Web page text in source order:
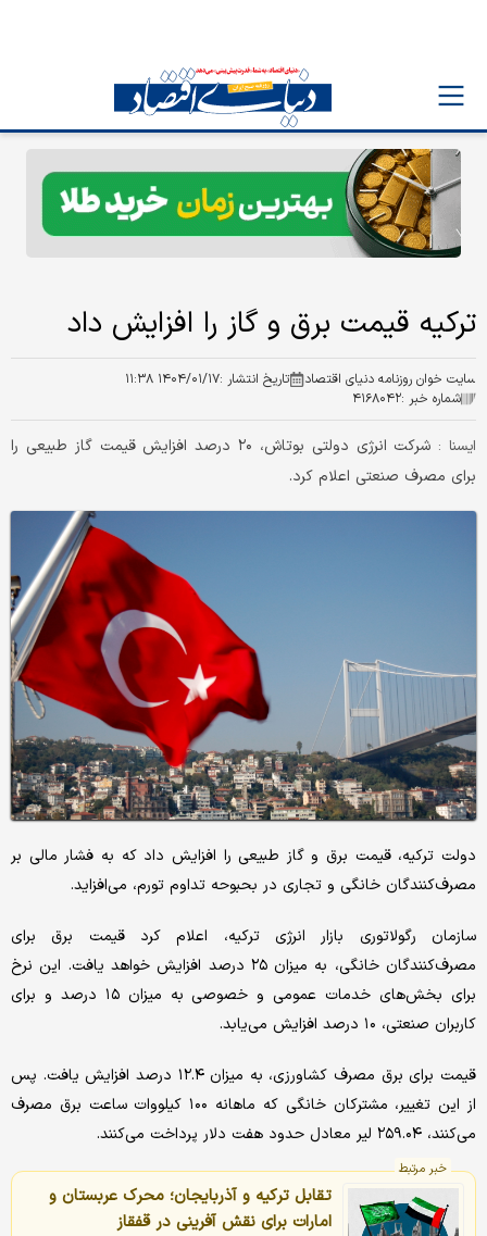
ترکیه قیمت برق و گاز را افزایش داد
سایت خوان روزنامه دنیای اقتصاد تاریخ انتشار :۱۴۰۴/۰۱/۱۷ ۱۱:۳۸
شماره خبر :۴۱۶۸۰۴۲
ایسنا :
شرکت انرژی دولتی بوتاش، ۲۰ درصد افزایش قیمت گاز طبیعی را
برای مصرف صنعتی اعلام کرد.
دولت ترکیه، قیمت برق و گاز طبیعی را افزایش داد که به فشار مالی بر
مصرف‌کنندگان خانگی و تجاری در بحبوحه تداوم تورم، می‌افزاید.
سازمان رگولاتوری بازار انرژی ترکیه، اعلام کرد قیمت برق برای
مصرف‌کنندگان خانگی، به میزان ۲۵ درصد افزایش خواهد یافت. این نرخ
برای بخش‌های خدمات عمومی و خصوصی به میزان ۱۵ درصد و برای
کاربران صنعتی، ۱۰ درصد افزایش می‌یابد.
قیمت برای برق مصرف کشاورزی، به میزان ۱۲.۴ درصد افزایش یافت. پس
از این تغییر، مشترکان خانگی که ماهانه ۱۰۰ کیلووات ساعت برق مصرف
می‌کنند، ۲۵۹.۰۴ لیر معادل حدود هفت دلار پرداخت می‌کنند.
خبر مرتبط
تقابل ترکیه و آذربایجان؛ محرک عربستان و
امارات برای نقش آفرینی در قفقاز